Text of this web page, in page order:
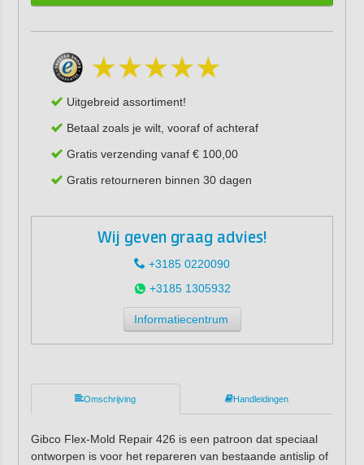
Uitgebreid assortiment!
Betaal zoals je wilt, vooraf of achteraf
Gratis verzending vanaf € 100,00
Gratis retourneren binnen 30 dagen
Wij geven graag advies!
+3185 0220090
+3185 1305932
Informatiecentrum
Omschrijving Handleidingen
Gibco Flex-Mold Repair 426 is een patroon dat speciaal
ontworpen is voor het repareren van bestaande antislip of